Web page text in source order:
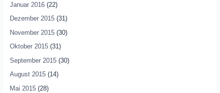
Januar 2016(22)
Dezember 2015(31)
November 2015(30)
Oktober 2015(31)
September 2015(30)
August 2015(14)
Mai 2015(28)